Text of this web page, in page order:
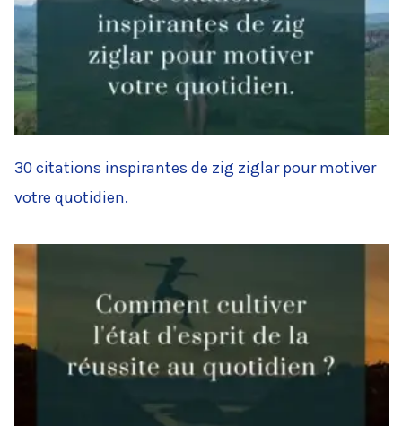
30 citations inspirantes de zig ziglar pour motiver
votre quotidien.